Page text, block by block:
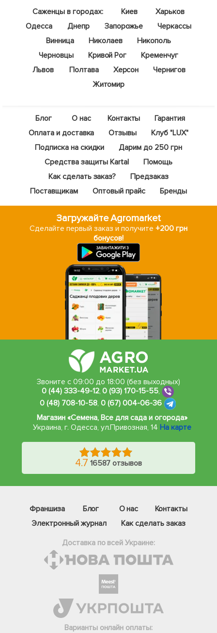
Саженцы в городах: Киев
Харьков
Одесса
Днепр Запорожье
Черкассы
Винница
Николаев
Никополь
Черновцы
Кривой Рог
Кременчуг
Львов
Полтава Херсон
Чернигов
Житомир
Блог О нас Контакты
Гарантия
Оплата и доставка
Отзывы
Клуб "LUX"
Подписка на скидки
Дарим до 250 грн
Средства защиты Kartal
Помощь
Как сделать заказ?
Предзаказ
Поставщикам
Оптовый прайс Бренды
Загружайте Agromarket
Сделайте первый заказ и получите +200 грн
бонусов!
Звоните с 09:00 до 18:00 (без выходных)
0 (44) 333-49-12,0 (93) 170-15-55,
0 (48) 708-10-58, 0 (67) 004-06-36
Магазин «Семена, Все для сада и огорода»
Украина, г. Одесса, ул.Привозная, 14 На карте
4.7 16587 отзывов
Франшиза Блог О нас
Контакты
Электронный журнал
Как сделать заказ
Доставка по всей Украине:
Варианты онлайн оплаты:
Телеграм
Вайбер